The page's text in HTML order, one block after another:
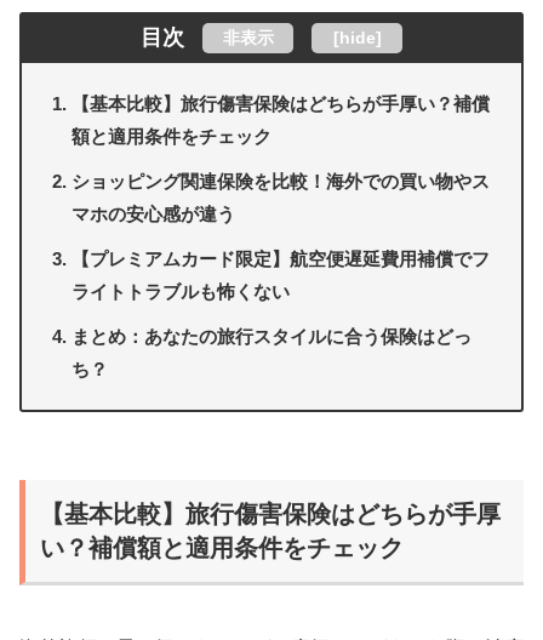
目次 非表示 [hide]
【基本比較】旅行傷害保険はどちらが手厚い？補償
額と適用条件をチェック
ショッピング関連保険を比較！海外での買い物やス
マホの安心感が違う
【プレミアムカード限定】航空便遅延費用補償でフ
ライトトラブルも怖くない
まとめ：あなたの旅行スタイルに合う保険はどっ
ち？
【基本比較】旅行傷害保険はどちらが手厚
い？補償額と適用条件をチェック